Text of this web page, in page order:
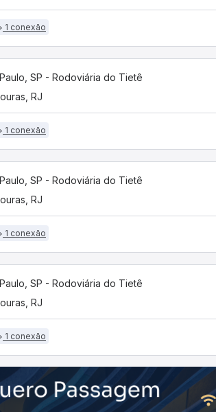
1 conexão
SP - Rodoviária do Tietê
RJ
1 conexão
SP - Rodoviária do Tietê
RJ
1 conexão
SP - Rodoviária do Tietê
RJ
1 conexão